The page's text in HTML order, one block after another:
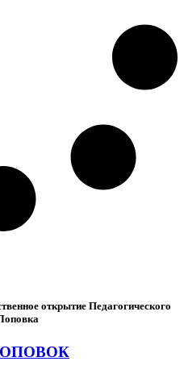
открытие Педагогического